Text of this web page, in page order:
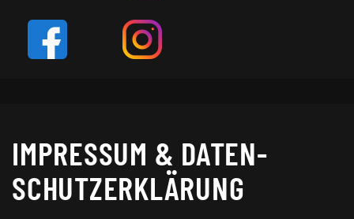
IMPRESSUM & DATEN­
SCHUTZ­ERKLÄRUNG